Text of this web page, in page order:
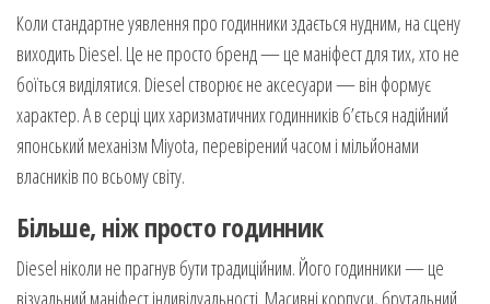
Коли стандартне уявлення про годинники здається нудним, на сцену
виходить Diesel. Це не просто бренд — це маніфест для тих, хто не
боїться виділятися. Diesel створює не аксесуари — він формує
характер. А в серці цих харизматичних годинників б’ється надійний
японський механізм Miyota, перевірений часом і мільйонами
власників по всьому світу.
Більше, ніж просто годинник
Diesel ніколи не прагнув бути традиційним. Його годинники — це
візуальний маніфест індивідуальності. Масивні корпуси, брутальний